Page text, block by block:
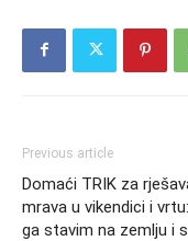
Previous article
Domaći TRIK za
mrava u vikendici i
ga stavim na zemlju i